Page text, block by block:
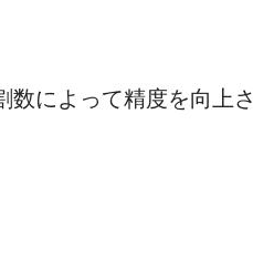
数によって精度を向上さ